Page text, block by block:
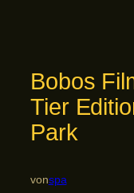
Bobos
Tier
Park
vonspa